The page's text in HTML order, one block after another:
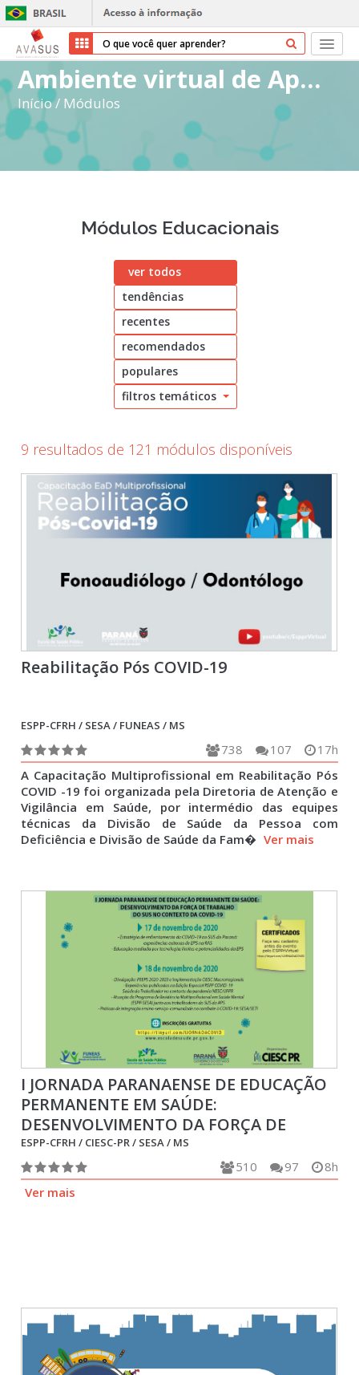
Início
Cursos
Parceiros
Transparência
Ajuda
Entrar
Cadastrar
Ambiente virtual de Aprendizagem do SUS
Início/ Módulos
Módulos Educacionais
ver todos
tendências
recentes
recomendados
populares
filtros temáticos
9 resultados de 121 módulos disponíveis
Reabilitação Pós COVID-19
ESPP-CFRH / SESA / FUNEAS / MS
17h
107
738
A Capacitação Multiprofissional em Reabilitação Pós
COVID -19 foi organizada pela Diretoria de Atenção e
Vigilância em Saúde, por intermédio das equipes
técnicas da Divisão de Saúde da Pessoa com
Deficiência e Divisão de Saúde da Fam� Ver mais
I JORNADA PARANAENSE DE EDUCAÇÃO
PERMANENTE EM SAÚDE:
DESENVOLVIMENTO DA FORÇA DE
TRABALHO DO SUS NO CONTEXTO DA
COVID-19
ESPP-CFRH / CIESC-PR / SESA / MS
8h
97
510
Ver mais